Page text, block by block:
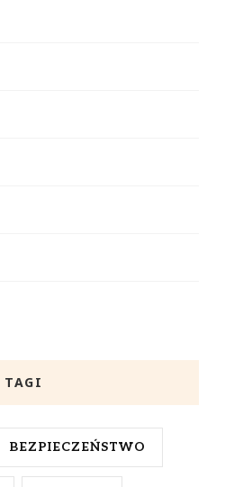
TAGI
BEZPIECZEŃSTWO